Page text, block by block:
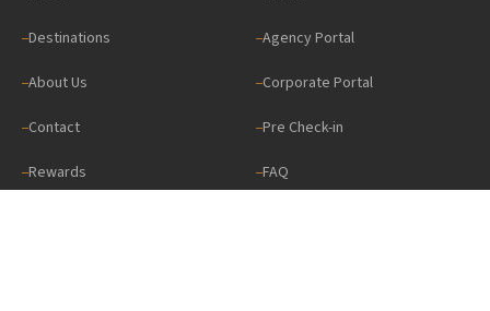
Destinations
About Us
Contact
Rewards
Agency Portal
Corporate Portal
Pre Check-in
FAQ